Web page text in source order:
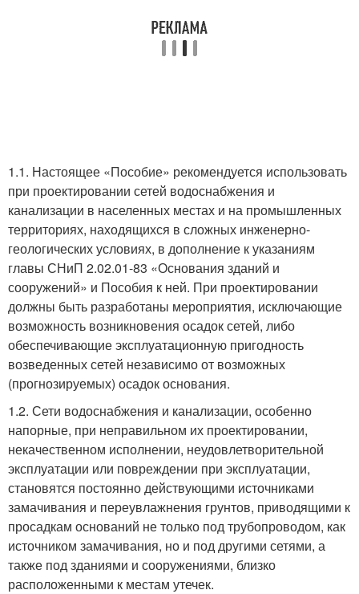
1.1. Настоящее «Пособие» рекомендуется использовать
при проектировании сетей водоснабжения и
канализации в населенных местах и на промышленных
территориях, находящихся в сложных инженерно-
геологических условиях, в дополнение к указаниям
главы СНиП 2.02.01-83 «Основания зданий и
сооружений» и Пособия к ней. При проектировании
должны быть разработаны мероприятия, исключающие
возможность возникновения осадок сетей, либо
обеспечивающие эксплуатационную пригодность
возведенных сетей независимо от возможных
(прогнозируемых) осадок основания.
1.2. Сети водоснабжения и канализации, особенно
напорные, при неправильном их проектировании,
некачественном исполнении, неудовлетворительной
эксплуатации или повреждении при эксплуатации,
становятся постоянно действующими источниками
замачивания и переувлажнения грунтов, приводящими к
просадкам оснований не только под трубопроводом, как
источником замачивания, но и под другими сетями, а
также под зданиями и сооружениями, близко
расположенными к местам утечек.